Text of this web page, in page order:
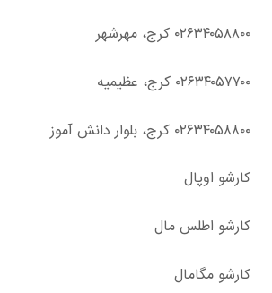
۰۲۶۳۴۰۵۸۸۰۰ کرج، مهرشهر
۰۲۶۳۴۰۵۷۷۰۰ کرج، عظیمیه
۰۲۶۳۴۰۵۸۸۰۰ کرج، بلوار دانش آموز
کارشو اوپال
کارشو اطلس مال
کارشو مگامال